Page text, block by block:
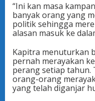
“Ini kan masa
banyak orang yang
politik sehingga
alasan masuk ke
Kapitra menuturkan
pernah merayakan
perang setiap tahun.
orang-orang
yang telah diganjar